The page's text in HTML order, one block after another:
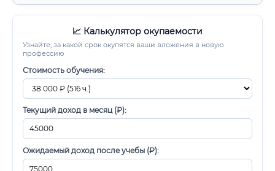
📈 Калькулятор окупаемости
Узнайте, за какой срок окупятся ваши вложения в новую
профессию
Стоимость обучения:
Текущий доход в месяц (₽):
Ожидаемый доход после учебы (₽):